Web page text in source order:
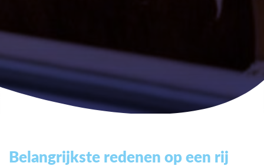
Belangrijkste redenen op een rij